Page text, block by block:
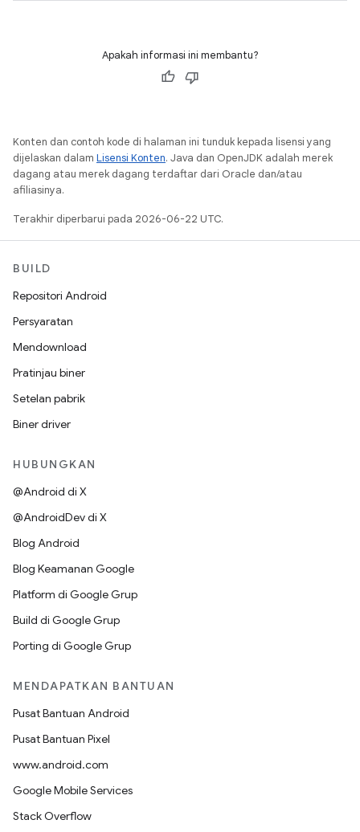
Apakah informasi ini membantu?
Konten dan contoh kode di halaman ini tunduk kepada lisensi yang
dijelaskan dalam Lisensi Konten. Java dan OpenJDK adalah merek
dagang atau merek dagang terdaftar dari Oracle dan/atau
afiliasinya.
Terakhir diperbarui pada 2026-06-22 UTC.
BUILD
Repositori Android
Persyaratan
Mendownload
Pratinjau biner
Setelan pabrik
Biner driver
HUBUNGKAN
@Android di X
@AndroidDev di X
Blog Android
Blog Keamanan Google
Platform di Google Grup
Build di Google Grup
Porting di Google Grup
MENDAPATKAN BANTUAN
Pusat Bantuan Android
Pusat Bantuan Pixel
www.android.com
Google Mobile Services
Stack Overflow